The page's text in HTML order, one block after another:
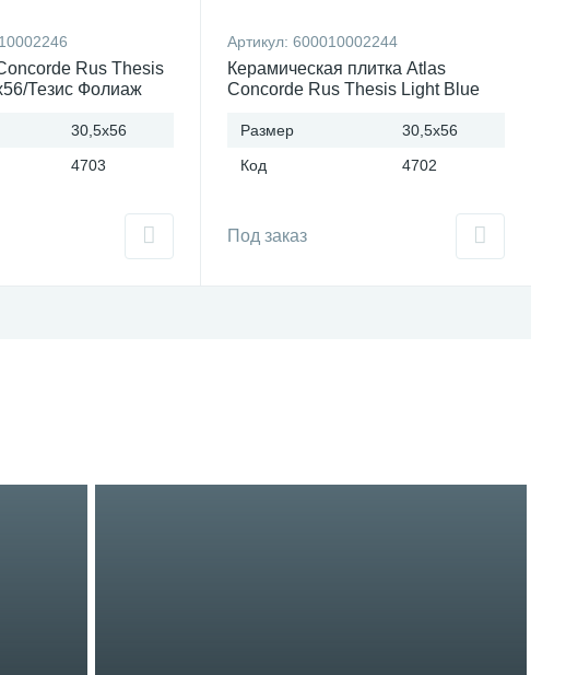
Rus Thesis
Тезис Фолиаж
30,5x56
4703
Артикул: 600010002244
Керамическая плитка Atlas
Concorde Rus Thesis Light Blue
Россия
Размер
30,5x56
Код
4702
Под заказ